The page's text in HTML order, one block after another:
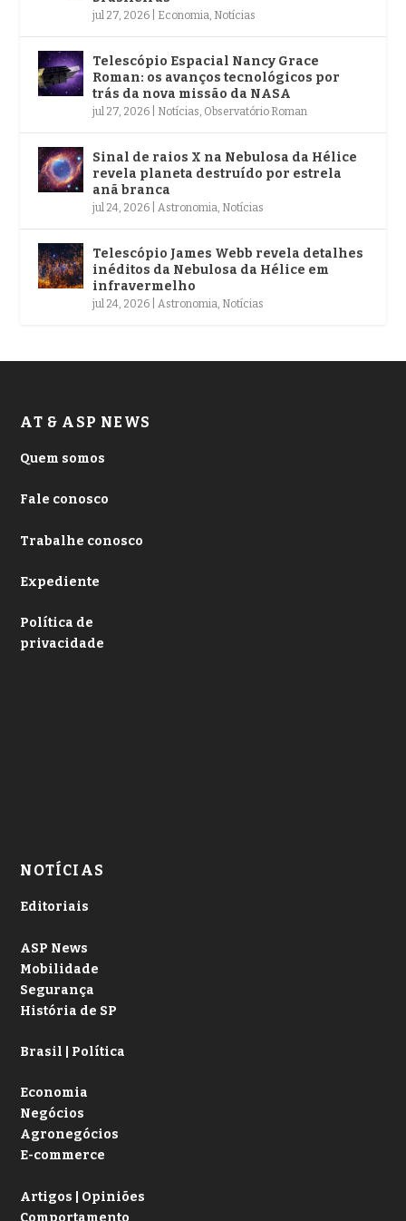
jul 27, 2026 Economia, Notícias
Telescópio Espacial Nancy Grace
Roman: os avanços tecnológicos por
trás da nova missão da NASA
jul 27, 2026 Notícias, Observatório Roman
Sinal de raios X na Nebulosa da Hélice
revela planeta destruído por estrela
anã branca
jul 24, 2026 |Astronomia, Notícias
Telescópio James Webb revela detalhes
inéditos da Nebulosa da Hélice em
infravermelho
jul 24, 2026 |Astronomia, Notícias
AT & ASP NEWS
Quem somos
Fale conosco
Trabalhe conosco
Expediente
Política de
privacidade
NOTÍCIAS
Editoriais
ASP News
Mobilidade
Segurança
História de SP
Brasil | Política
Economia
Negócios
Agronegócios
E-commerce
Artigos | Opiniões
Comportamento